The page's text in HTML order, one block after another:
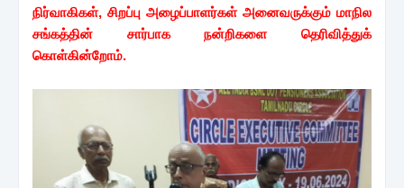
நிர்வாகிகள், சிறப்பு அழைப்பாளர்கள் அனைவருக்கும் மாநில
சங்கத்தின் சார்பாக நன்றிகளை தெரிவித்துக்
கொள்கின்றோம்.